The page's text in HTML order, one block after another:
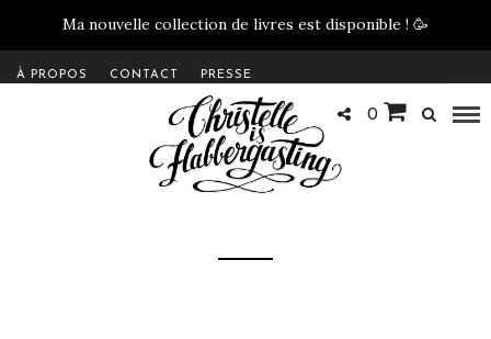
Ma nouvelle collection de livres est disponible ! 🥳
À PROPOS CONTACT PRESSE
0